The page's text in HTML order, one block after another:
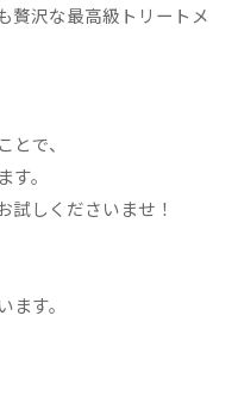
贅沢な最高級トリートメ
で、
。
試しくださいませ！
す。